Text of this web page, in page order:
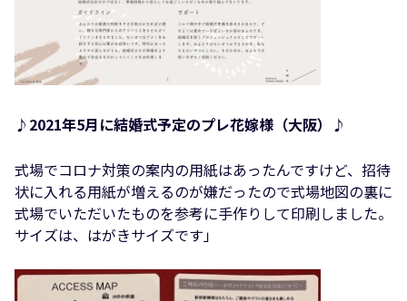
♪2021年5月に結婚式予定のプレ花嫁様（大阪） ♪
式場でコロナ対策の案内の用紙はあったんですけど、招待
状に入れる用紙が増えるのが嫌だったので式場地図の裏に
式場でいただいたものを参考に手作りして印刷しました。
サイズは、はがきサイズです」